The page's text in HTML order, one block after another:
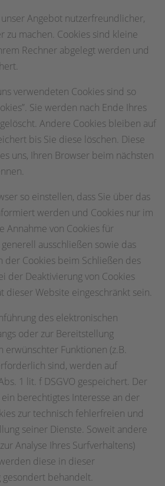
Angebot nutzerfreundlicher,
zu machen. Cookies sind kleine
Rechner abgelegt werden und
verwendeten Cookies sind so
Sie werden nach Ende Ihres
Andere Cookies bleiben auf
bis Sie diese löschen. Diese
uns, Ihren Browser beim nächsten
so einstellen, dass Sie über das
werden und Cookies nur im
Annahme von Cookies für
ausschließen sowie das
der Cookies beim Schließen des
der Deaktivierung von Cookies
dieser Website eingeschränkt sein.
des elektronischen
oder zur Bereitstellung
erwünschter Funktionen (z.B.
sind, werden auf
1 lit. f DSGVO gespeichert. Der
berechtigtes Interesse an der
zur technisch fehlerfreien und
seiner Dienste. Soweit andere
Analyse Ihres Surfverhaltens)
diese in dieser
gesondert behandelt.